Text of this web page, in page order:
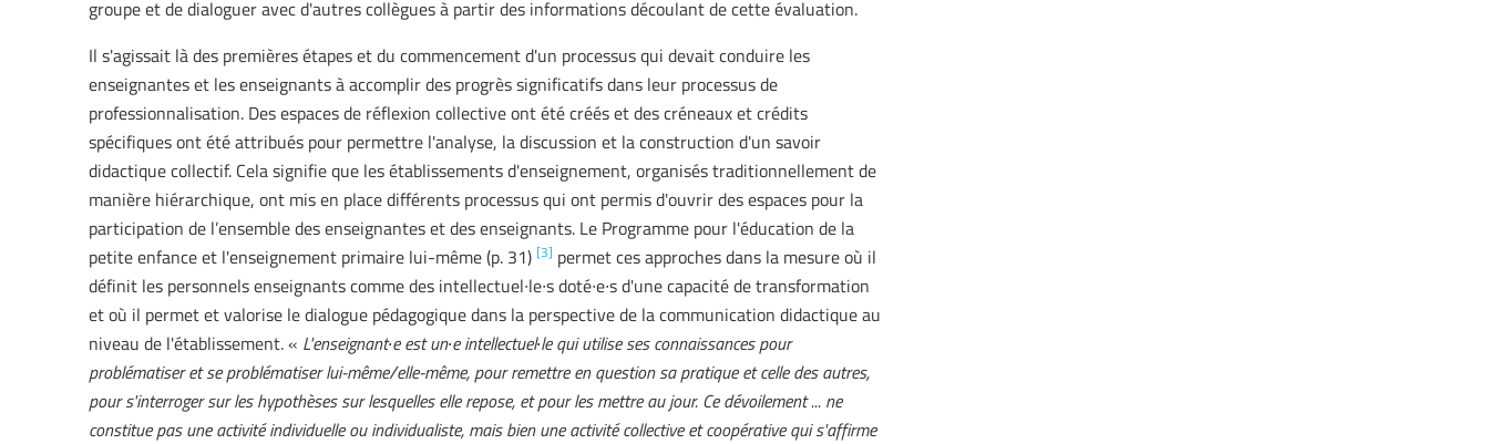
groupe et de dialoguer avec d'autres collègues à partir des informations découlant de cette évaluation.
Il s'agissait là des premières étapes et du commencement d'un processus qui devait conduire les
enseignantes et les enseignants à accomplir des progrès significatifs dans leur processus de
professionnalisation. Des espaces de réflexion collective ont été créés et des créneaux et crédits
spécifiques ont été attribués pour permettre l'analyse, la discussion et la construction d'un savoir
didactique collectif. Cela signifie que les établissements d'enseignement, organisés traditionnellement de
manière hiérarchique, ont mis en place différents processus qui ont permis d'ouvrir des espaces pour la
participation de l’ensemble des enseignantes et des enseignants. Le Programme pour l'éducation de la
petite enfance et l'enseignement primaire lui-même (p. 31) [3] permet ces approches dans la mesure où il
définit les personnels enseignants comme des intellectuel∙le∙s doté∙e∙s d'une capacité de transformation
et où il permet et valorise le dialogue pédagogique dans la perspective de la communication didactique au
niveau de l'établissement. « L'enseignant∙e est un∙e intellectuel∙le qui utilise ses connaissances pour
problématiser et se problématiser lui-même/elle-même, pour remettre en question sa pratique et celle des autres,
pour s'interroger sur les hypothèses sur lesquelles elle repose, et pour les mettre au jour. Ce dévoilement ... ne
constitue pas une activité individuelle ou individualiste, mais bien une activité collective et coopérative qui s'affirme